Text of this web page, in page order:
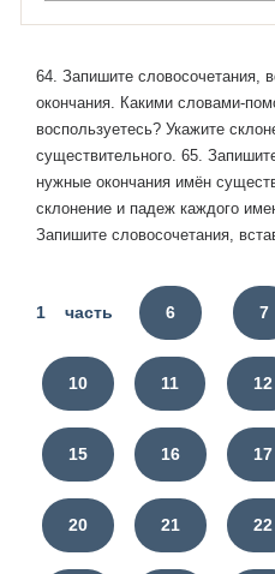
64. Запишите словосочетания,
окончания. Какими словами-
воспользуетесь? Укажите
существительного. 65.
нужные окончания имён
склонение и падеж каждого
Запишите словосочетания,
1 часть 6 7
10 11 12
15 16 17
20 21 22